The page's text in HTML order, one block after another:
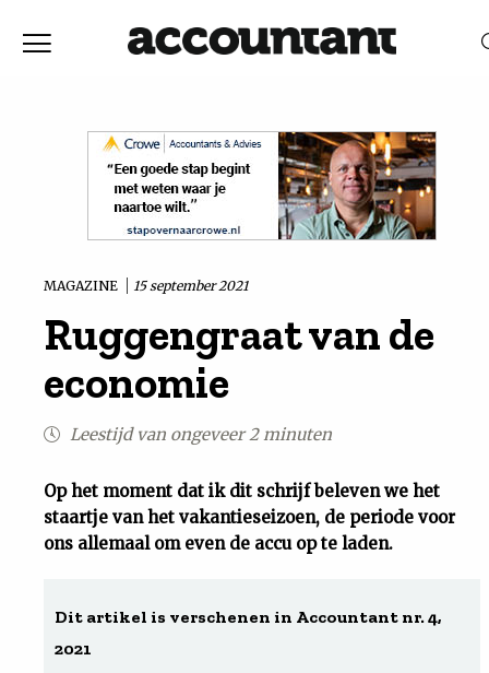
Vaktechniek
Achtergrond
Uit
MAGAZINE 15 september 2021
Ruggengraat van de
economie
Leestijd van ongeveer 2 minuten
Op het moment dat ik dit schrijf beleven we het
staartje van het vakantieseizoen, de periode voor
ons allemaal om even de accu op te laden.
Dit artikel is verschenen in Accountant nr. 4,
2021
RELEVANTIEDATUM